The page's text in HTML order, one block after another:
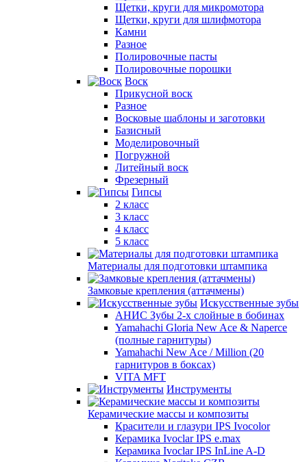
Щетки, круги для микромотора
Щетки, круги для шлифмотора
Камни
Разное
Полировочные пасты
Полировочные порошки
Воск
Прикусной воск
Разное
Восковые шаблоны и заготовки
Базисный
Моделировочный
Погружной
Литейный воск
Фрезерный
Гипсы
2 класс
3 класс
4 класс
5 класс
Материалы для подготовки штампика
Замковые крепления (аттачмены)
Искусственные зубы
АНИС Зубы 2-х слойные в бобинах
Yamahachi Gloria New Ace & Naperce
(полные гарнитуры)
Yamahachi New Ace / Million (20
гарнитуров в боксах)
VITA MFT
Инструменты
Керамические массы и композиты
Красители и глазури IPS Ivocolor
Керамика Ivoclar IPS e.max
Керамика Ivoclar IPS InLine A-D